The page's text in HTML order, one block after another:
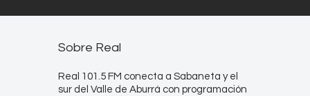
Sobre Real
Real 101.5 FM conecta a Sabaneta y el
sur del Valle de Aburrá con programación